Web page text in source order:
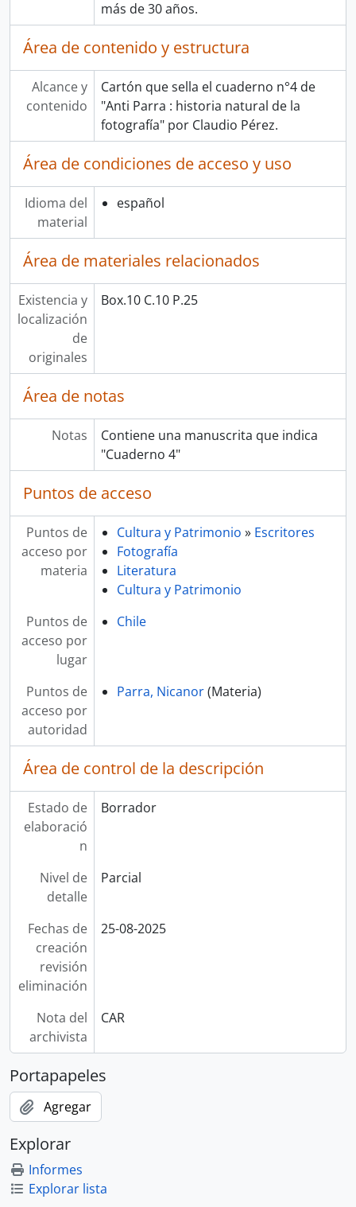
más de 30 años.
Área de contenido y estructura
Alcance y
contenido
Cartón que sella el cuaderno n°4 de
"Anti Parra : historia natural de la
fotografía" por Claudio Pérez.
Área de condiciones de acceso y uso
Idioma del
material
español
Área de materiales relacionados
Existencia y
localización
de
originales
Box.10 C.10 P.25
Área de notas
Notas
Contiene una manuscrita que indica
"Cuaderno 4"
Puntos de acceso
Puntos de
acceso por
materia
Cultura y Patrimonio » Escritores
Fotografía
Literatura
Cultura y Patrimonio
Puntos de
acceso por
lugar
Chile
Puntos de
acceso por
autoridad
Parra, Nicanor(Materia)
Área de control de la descripción
Estado de
elaboració
n
Borrador
Nivel de
detalle
Parcial
Fechas de
creación
revisión
eliminación
25-08-2025
Nota del
archivista
CAR
Portapapeles
Agregar
Explorar
Informes
Explorar lista